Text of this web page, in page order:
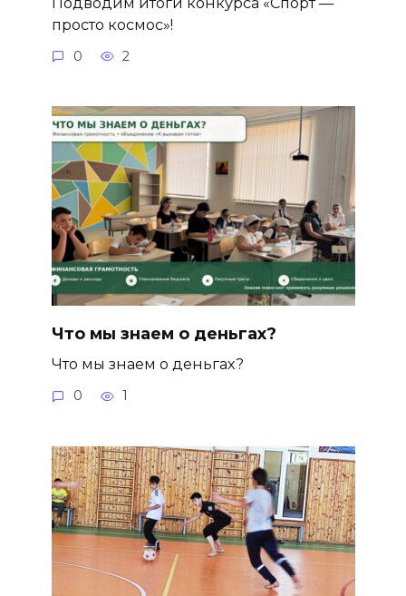
просто космос»!
0 2
Что мы знаем о деньгах?
Что мы знаем о деньгах?
0 1